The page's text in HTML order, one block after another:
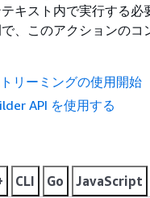
キスト内で実行する必
、このアクションのコ
リーミングの使用開始
API を使用する
CLI Go JavaScript